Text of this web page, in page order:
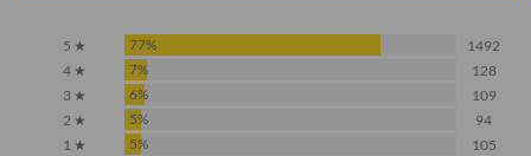
5 ★ 77%
1492
4 ★
7%
128
3 ★
6%
109
2 ★
5%
94
1 ★
5% 105